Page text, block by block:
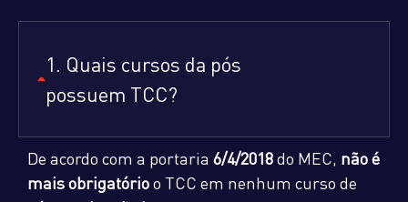
1. Quais cursos da pós
possuem TCC?
De acordo com a portaria 6/4/2018do MEC, não é
mais obrigatórioo TCC em nenhum curso de